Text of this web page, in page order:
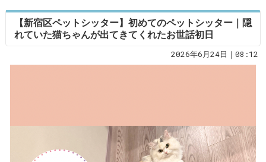
【新宿区ペットシッター】初めてのペットシッター｜隠
れていた猫ちゃんが出てきてくれたお世話初日
2026年6月24日｜08:12